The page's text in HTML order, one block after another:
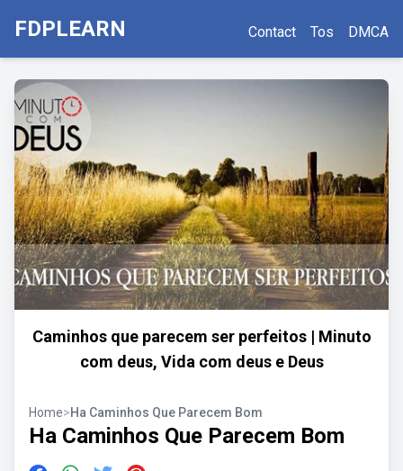
FDPLEARN Contact Tos DMCA
Caminhos que parecem ser perfeitos | Minuto
com deus, Vida com deus e Deus
Home>Ha Caminhos Que Parecem Bom
Ha Caminhos Que Parecem Bom